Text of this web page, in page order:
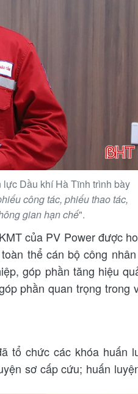
Dầu khí Hà Tĩnh trình bày
công tác, phiếu thao tác,
gian hạn chế".
của PV Power được
thể cán bộ công
góp phần tăng hiệu
phần quan trọng trong
tổ chức các khóa huấn
sơ cấp cứu; huấn